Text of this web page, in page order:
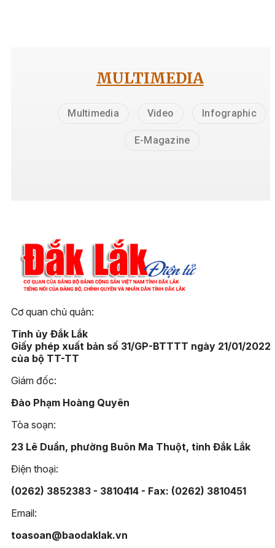
MULTIMEDIA
Multimedia Video Infographic
E-Magazine
Cơ quan chủ quản:
Tỉnh ủy Đắk Lắk
Giấy phép xuất bản số 31/GP-BTTTT ngày 21/01/2022
của bộ TT-TT
Giám đốc:
Đào Phạm Hoàng Quyên
Tòa soạn:
23 Lê Duẩn, phường Buôn Ma Thuột, tỉnh Đắk Lắk
Điện thoại:
(0262) 3852383 - 3810414 - Fax: (0262) 3810451
Email:
toasoan@baodaklak.vn